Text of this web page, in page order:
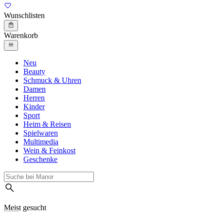
Wunschlisten
Warenkorb
Neu
Beauty
Schmuck & Uhren
Damen
Herren
Kinder
Sport
Heim & Reisen
Spielwaren
Multimedia
Wein & Feinkost
Geschenke
Meist gesucht